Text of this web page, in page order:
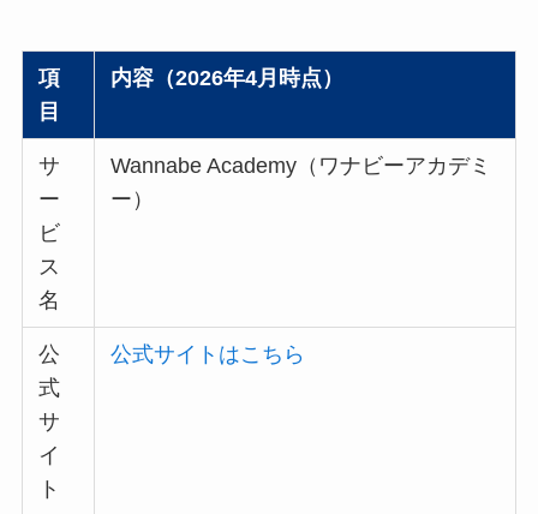
項
目
内容（2026年4月時点）
サ
ー
ビ
ス
名
Wannabe Academy（ワナビーアカデミ
ー）
公
式
サ
イ
ト
公式サイトはこちら